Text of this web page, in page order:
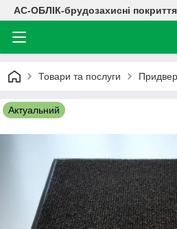
АС-ОБЛІК-брудозахисні
Товари та послуги
Актуальний